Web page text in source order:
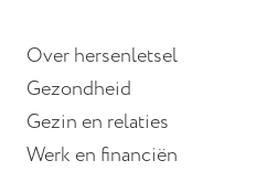
Over hersenletsel
Gezondheid
Gezin en relaties
Werk en financiën